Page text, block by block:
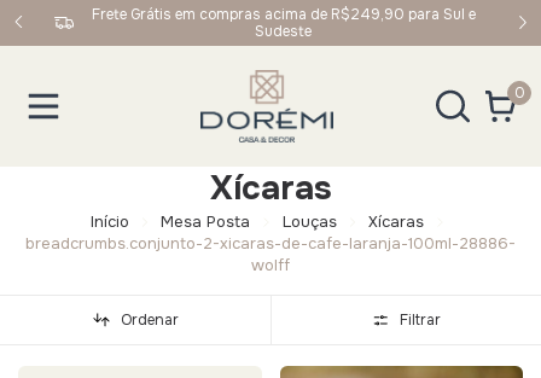
Frete Grátis em compras acima de R$249,90 para Sul e
Sudeste
0
Xícaras
Início Mesa Posta Louças
Xícaras
breadcrumbs.conjunto-2-xicaras-de-cafe-laranja-100ml-28886-
wolff
Ordenar Filtrar